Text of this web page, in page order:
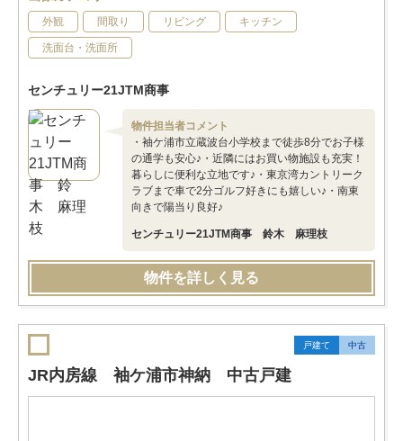
外観 間取り リビング キッチン
洗面台・洗面所
センチュリー21JTM商事
物件担当者コメント
・袖ケ浦市立蔵波台小学校まで徒歩8分でお子様
の通学も安心♪・近隣にはお買い物施設も充実！
暮らしに便利な立地です♪・東京湾カントリーク
ラブまで車で2分ゴルフ好きにも嬉しい♪・南東
向きで陽当り良好♪
センチュリー21JTM商事 鈴木 麻理枝
物件を詳しく見る
戸建て 中古
JR内房線 袖ケ浦市神納 中古戸建